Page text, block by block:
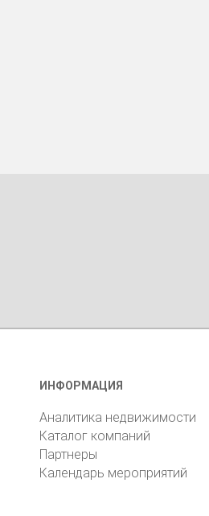
ИНФОРМАЦИЯ
Аналитика недвижимости
Каталог компаний
Партнеры
Календарь мероприятий